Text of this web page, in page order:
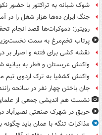
شوک شبانه به تراکتور با حضور
جنگ ایران ده‌ها هزار شغل را در
رویترز: دموکرات‌ها قصد انجام
پرتاب تخم‌مرغ به سمت
نقشه کشی برای فتنه و اصرار بر
واکنش عربستان و قطر به بیانیه
واکنش کشفیا به ترک اردوی تیم
جان باختن چهار نفر در سانحه
نشست هم اندیشی جمعی از
حریق در شهرک صنعتی نصیرآباد
مذاکرات تنگه با عمان باید چگونه